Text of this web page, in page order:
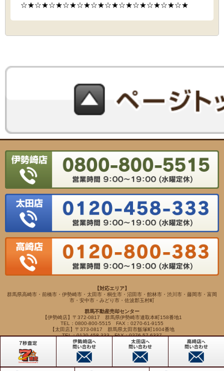
☆★☆★☆★☆★☆★☆★☆★☆★☆★☆★☆★☆★
【対応エリア】
群馬県高崎市・前橋市・伊勢崎市・太田市・桐生市・沼田市・館林市・渋川市・藤岡市・富岡
市・安中市・みどり市・佐波郡玉村町
群馬不動産売却センター
【伊勢崎店】〒372-0817 群馬県伊勢崎市連取本町158番地1
TEL：0800-800-5515 FAX：0270-61-9155
【太田店】〒373-0817 群馬県太田市飯塚町1604番地
TEL：0120-458-333 FAX：0276-57-6337
【高崎店】〒370-0065 群馬県高崎市末広町262-5
TEL：0120-800-383 FAX：027-345-7734
Copyright(c) VIEWHOUSE ALL RIGHTS RESERVED.